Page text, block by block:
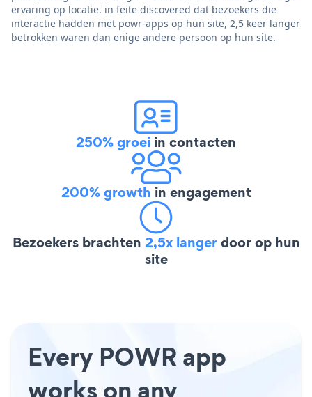
ervaring op locatie. in feite discovered dat bezoekers die
interactie hadden met powr-apps op hun site, 2,5 keer langer
betrokken waren dan enige andere persoon op hun site.
250% groei in contacten
200% growth in engagement
Bezoekers brachten 2,5x langerdoor op hun
site
Every POWR app
works on any